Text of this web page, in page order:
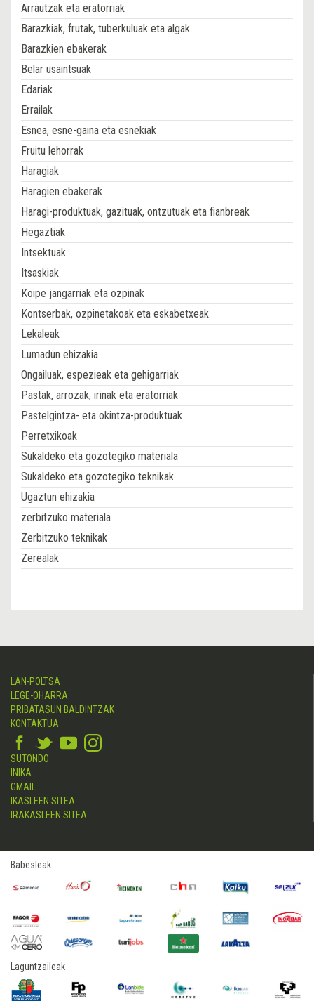
Arrautzak eta eratorriak
Barazkiak, frutak, tuberkuluak eta algak
Barazkien ebakerak
Belar usaintsuak
Edariak
Errailak
Esnea, esne-gaina eta esnekiak
Fruitu lehorrak
Haragiak
Haragien ebakerak
Haragi-produktuak, gazituak, ontzutuak eta fianbreak
Hegaztiak
Intsektuak
Itsaskiak
Koipe jangarriak eta ozpinak
Kontserbak, ozpinetakoak eta eskabetxeak
Lekaleak
Lumadun ehizakia
Ongailuak, espezieak eta gehigarriak
Pastak, arrozak, irinak eta eratorriak
Pastelgintza- eta okintza-produktuak
Perretxikoak
Sukaldeko eta gozotegiko materiala
Sukaldeko eta gozotegiko teknikak
Ugaztun ehizakia
zerbitzuko materiala
Zerbitzuko teknikak
Zerealak
LAN-POLTSA
LEGE-OHARRA
PRIBATASUN BALDINTZAK
KONTAKTUA
SUTONDO
INIKA
GMAIL
IKASLEEN SITEA
IRAKASLEEN SITEA
Babesleak
Laguntzaileak